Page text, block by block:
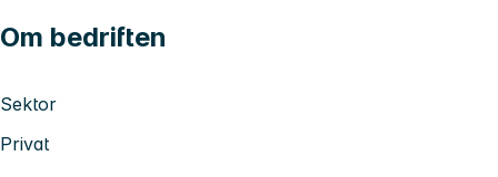
Om bedriften
Sektor
Privat